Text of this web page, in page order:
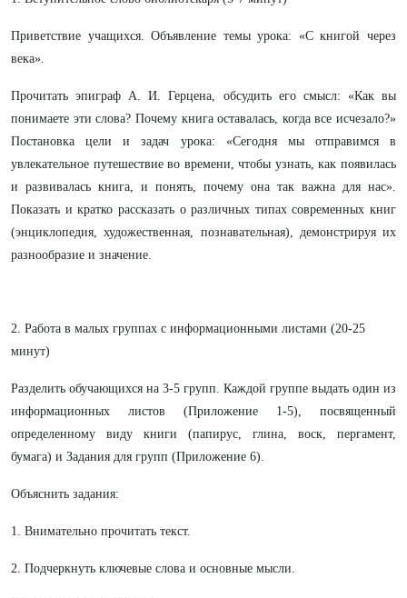
Приветствие учащихся. Объявление темы урока: «С книгой через
века».
Прочитать эпиграф А. И. Герцена, обсудить его смысл: «Как вы
понимаете эти слова? Почему книга оставалась, когда все исчезало?»
Постановка цели и задач урока: «Сегодня мы отправимся в
увлекательное путешествие во времени, чтобы узнать, как появилась
и развивалась книга, и понять, почему она так важна для нас».
Показать и кратко рассказать о различных типах современных книг
(энциклопедия, художественная, познавательная), демонстрируя их
разнообразие и значение.
2. Работа в малых группах с информационными листами (20-25
минут)
Разделить обучающихся на 3-5 групп. Каждой группе выдать один из
информационных листов (Приложение 1-5), посвященный
определенному виду книги (папирус, глина, воск, пергамент,
бумага) и Задания для групп (Приложение 6).
Объяснить задания:
1. Внимательно прочитать текст.
2. Подчеркнуть ключевые слова и основные мысли.